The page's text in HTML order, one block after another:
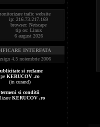
trafic website
ip: 216.73.217.169
browser: Netscape
tip os: Linux
6 august 2026
INTERFATA
4.5 noiembrie 2006
si reclame
pe KERUCOV .ro
(in curand)
termeni si conditii
KERUCOV .ro